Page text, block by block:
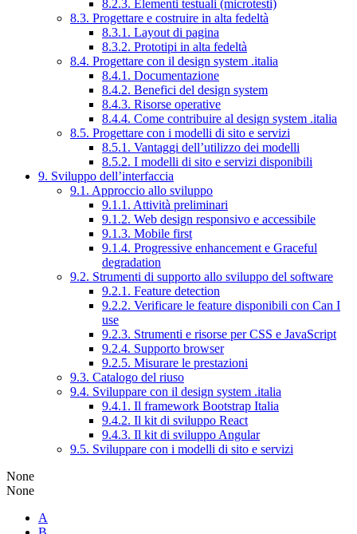
8.2.3. Elementi testuali (microtesti)
8.3. Progettare e costruire in alta fedeltà
8.3.1. Layout di pagina
8.3.2. Prototipi in alta fedeltà
8.4. Progettare con il design system .italia
8.4.1. Documentazione
8.4.2. Benefici del design system
8.4.3. Risorse operative
8.4.4. Come contribuire al design system .italia
8.5. Progettare con i modelli di sito e servizi
8.5.1. Vantaggi dell’utilizzo dei modelli
8.5.2. I modelli di sito e servizi disponibili
9. Sviluppo dell’interfaccia
9.1. Approccio allo sviluppo
9.1.1. Attività preliminari
9.1.2. Web design responsivo e accessibile
9.1.3. Mobile first
9.1.4. Progressive enhancement e Graceful
degradation
9.2. Strumenti di supporto allo sviluppo del software
9.2.1. Feature detection
9.2.2. Verificare le feature disponibili con Can I
use
9.2.3. Strumenti e risorse per CSS e JavaScript
9.2.4. Supporto browser
9.2.5. Misurare le prestazioni
9.3. Catalogo del riuso
9.4. Sviluppare con il design system .italia
9.4.1. Il framework Bootstrap Italia
9.4.2. Il kit di sviluppo React
9.4.3. Il kit di sviluppo Angular
9.5. Sviluppare con i modelli di sito e servizi
None
None
A